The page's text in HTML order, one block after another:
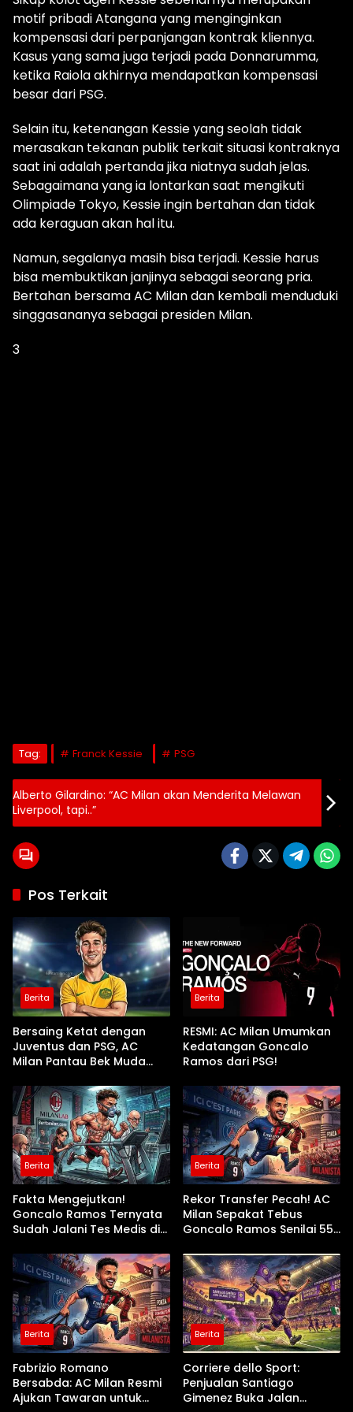
motif pribadi Atangana yang menginginkan
kompensasi dari perpanjangan kontrak kliennya.
Kasus yang sama juga terjadi pada Donnarumma,
ketika Raiola akhirnya mendapatkan kompensasi
besar dari PSG.
Selain itu, ketenangan Kessie yang seolah tidak
merasakan tekanan publik terkait situasi kontraknya
saat ini adalah pertanda jika niatnya sudah jelas.
Sebagaimana yang ia lontarkan saat mengikuti
Olimpiade Tokyo, Kessie ingin bertahan dan tidak
ada keraguan akan hal itu.
Namun, segalanya masih bisa terjadi. Kessie harus
bisa membuktikan janjinya sebagai seorang pria.
Bertahan bersama AC Milan dan kembali menduduki
singgasananya sebagai presiden Milan.
3
Tag: Franck Kessie PSG
Alberto Gilardino: “AC Milan akan Menderita Melawan
Liverpool, tapi..”
Pos Terkait
Berita
Bersaing Ketat dengan
Juventus dan PSG, AC
Milan Pantau Bek Muda
Berita
RESMI: AC Milan Umumkan
Kedatangan Goncalo
Ramos dari PSG!
Berita
Fakta Mengejutkan!
Goncalo Ramos Ternyata
Sudah Jalani Tes Medis di
Lalu
Berita
Rekor Transfer Pecah! AC
Milan Sepakat Tebus
Goncalo Ramos Senilai 55
Berita
Fabrizio Romano
Bersabda: AC Milan Resmi
Ajukan Tawaran untuk
Berita
Corriere dello Sport:
Penjualan Santiago
Gimenez Buka Jalan